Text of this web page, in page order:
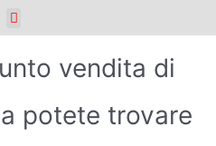
vendita di
potete trovare